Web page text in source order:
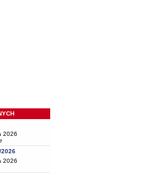
czcionkęrozmiar czcionki
2026
2026